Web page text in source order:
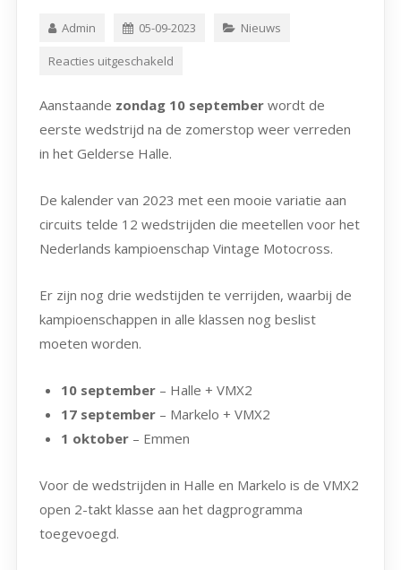
Admin 05-09-2023 Nieuws
Reacties uitgeschakeld
Aanstaande zondag 10 septemberwordt de
eerste wedstrijd na de zomerstop weer verreden
in het Gelderse Halle.
De kalender van 2023 met een mooie variatie aan
circuits telde 12 wedstrijden die meetellen voor het
Nederlands kampioenschap Vintage Motocross.
Er zijn nog drie wedstijden te verrijden, waarbij de
kampioenschappen in alle klassen nog beslist
moeten worden.
10 september– Halle + VMX2
17 september– Markelo + VMX2
1 oktober– Emmen
Voor de wedstrijden in Halle en Markelo is de VMX2
open 2-takt klasse aan het dagprogramma
toegevoegd.